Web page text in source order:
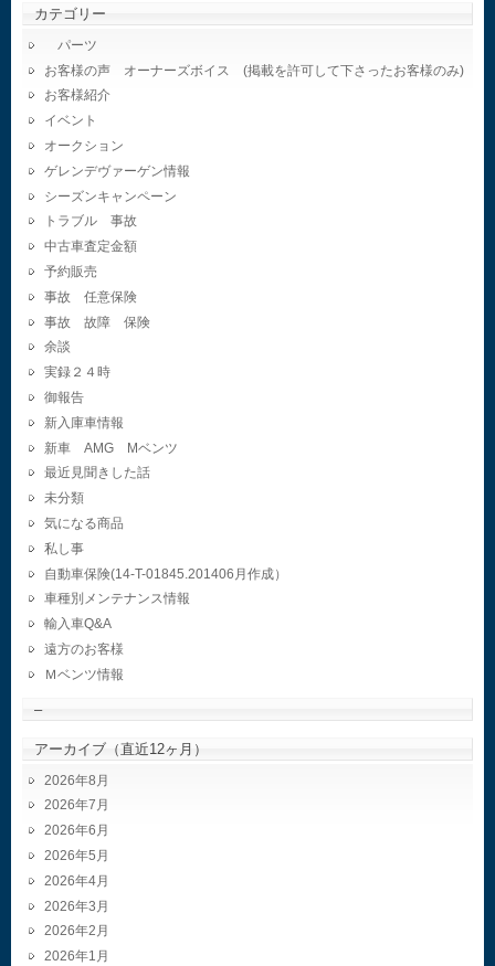
カテゴリー
パーツ
お客様の声 オーナーズボイス (掲載を許可して下さったお客様のみ)
お客様紹介
イベント
オークション
ゲレンデヴァーゲン情報
シーズンキャンペーン
トラブル 事故
中古車査定金額
予約販売
事故 任意保険
事故 故障 保険
余談
実録２４時
御報告
新入庫車情報
新車 AMG Mベンツ
最近見聞きした話
未分類
気になる商品
私し事
自動車保険(14-T-01845.201406月作成）
車種別メンテナンス情報
輸入車Q&A
遠方のお客様
Ｍベンツ情報
–
アーカイブ（直近12ヶ月）
2026年8月
2026年7月
2026年6月
2026年5月
2026年4月
2026年3月
2026年2月
2026年1月